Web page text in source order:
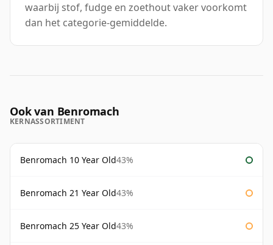
waarbij stof, fudge en zoethout vaker voorkomt
dan het categorie-gemiddelde.
Ook van Benromach
KERNASSORTIMENT
Benromach 10 Year Old43%
Benromach 21 Year Old43%
Benromach 25 Year Old43%